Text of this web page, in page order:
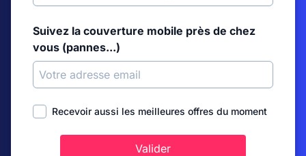
Suivez la couverture mobile près de chez
vous (pannes...)
Recevoir aussi les meilleures offres du moment
Valider